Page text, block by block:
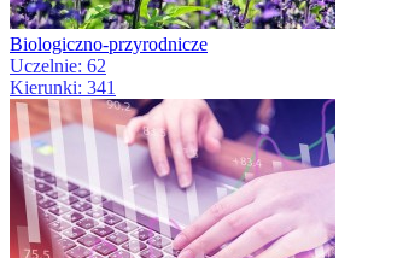
Biologiczno-przyrodnicze
Uczelnie: 62
Kierunki: 341